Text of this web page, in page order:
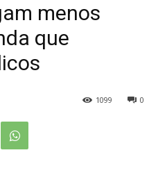
menos
que
0
1099